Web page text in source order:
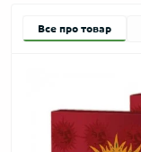
Все про товар